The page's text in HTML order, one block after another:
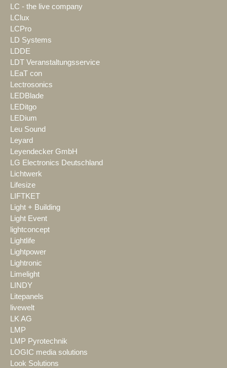
LC - the live company
LClux
LCPro
LD Systems
LDDE
LDT Veranstaltungsservice
LEaT con
Lectrosonics
LEDBlade
LEDitgo
LEDium
Leu Sound
Leyard
Leyendecker GmbH
LG Electronics Deutschland
Lichtwerk
Lifesize
LIFTKET
Light + Building
Light Event
lightconcept
Lightlife
Lightpower
Lightronic
Limelight
LINDY
Litepanels
livewelt
LK AG
LMP
LMP Pyrotechnik
LOGIC media solutions
Look Solutions